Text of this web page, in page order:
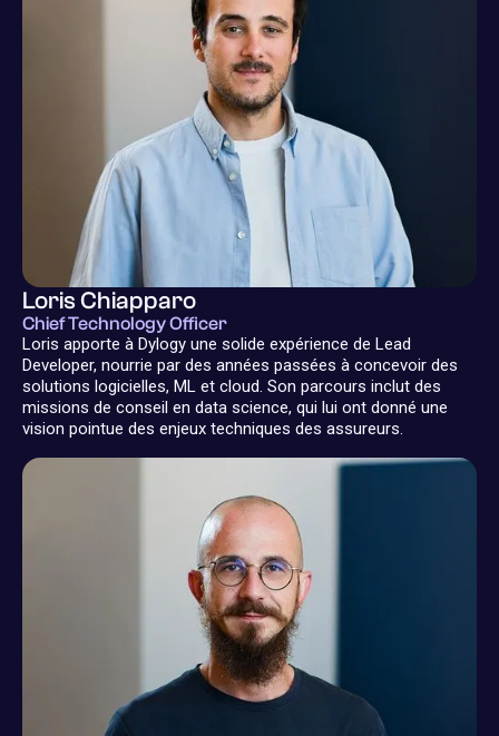
Loris Chiapparo
Chief Technology Officer
Loris apporte à Dylogy une solide expérience de Lead
Developer, nourrie par des années passées à concevoir des
solutions logicielles, ML et cloud. Son parcours inclut des
missions de conseil en data science, qui lui ont donné une
vision pointue des enjeux techniques des assureurs.